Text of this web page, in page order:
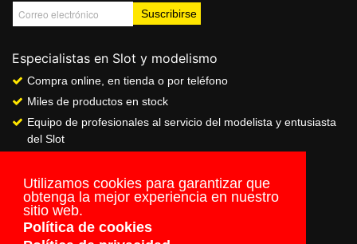
Utilizamos cookies para garantizar que
obtenga la mejor experiencia en nuestro
sitio web.
Política de cookies
Especialistas en Slot y modelismo
Compra online, en tienda o por teléfono
Miles de productos en stock
Equipo de profesionales al servicio del modelista y entusiasta
del Slot
Servicio de pago seguro online
Envios a todo el mundo